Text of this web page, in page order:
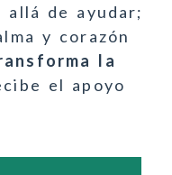
allá de ayudar;
y corazón
la
el apoyo